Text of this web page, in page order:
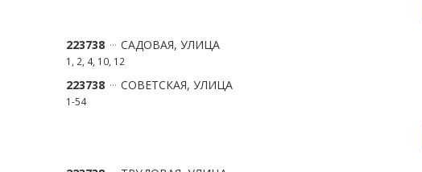
223738 САДОВАЯ, УЛИЦА
1, 2, 4, 10, 12
223738 СОВЕТСКАЯ, УЛИЦА
1-54